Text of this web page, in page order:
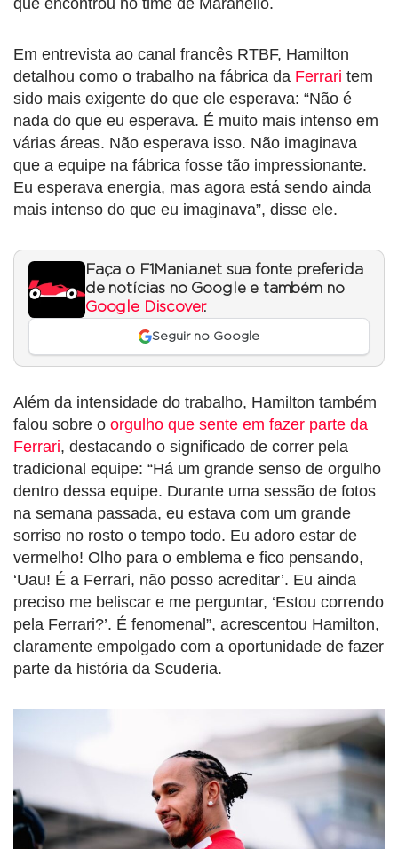
Em entrevista ao canal francês RTBF, Hamilton
detalhou como o trabalho na fábrica da Ferrari tem
sido mais exigente do que ele esperava: “Não é
nada do que eu esperava. É muito mais intenso em
várias áreas. Não esperava isso. Não imaginava
que a equipe na fábrica fosse tão impressionante.
Eu esperava energia, mas agora está sendo ainda
mais intenso do que eu imaginava”, disse ele.
Faça o F1Mania.net sua fonte preferida
de notícias no Google e também no
Google Discover.
Seguir no Google
Além da intensidade do trabalho, Hamilton também
falou sobre o orgulho que sente em fazer parte da
Ferrari, destacando o significado de correr pela
tradicional equipe: “Há um grande senso de orgulho
dentro dessa equipe. Durante uma sessão de fotos
na semana passada, eu estava com um grande
sorriso no rosto o tempo todo. Eu adoro estar de
vermelho! Olho para o emblema e fico pensando,
‘Uau! É a Ferrari, não posso acreditar’. Eu ainda
preciso me beliscar e me perguntar, ‘Estou correndo
pela Ferrari?’. É fenomenal”, acrescentou Hamilton,
claramente empolgado com a oportunidade de fazer
parte da história da Scuderia.